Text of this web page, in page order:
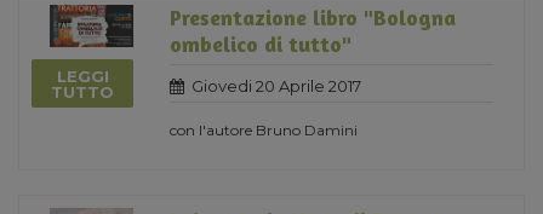
LEGGI
TUTTO
Presentazione libro "Bologna
ombelico di tutto"
Giovedi 20 Aprile 2017
con l'autore Bruno Damini